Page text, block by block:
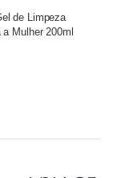
de Limpeza
a Mulher 200ml